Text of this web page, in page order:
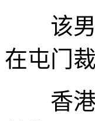
该男
在屯门
香港